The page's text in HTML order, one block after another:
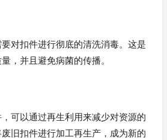
对扣件进行彻底的清洗消毒。这是
，并且避免病菌的传播。
可以通过再生利用来减少对资源的
旧扣件进行加工再生产，成为新的